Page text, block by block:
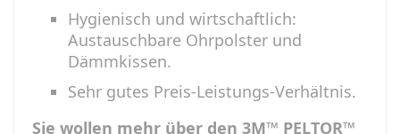
Hygienisch und wirtschaftlich:
Austauschbare Ohrpolster und
Dämmkissen.
Sehr gutes Preis-Leistungs-Verhältnis.
Sie wollen mehr über den 3M™ PELTOR™